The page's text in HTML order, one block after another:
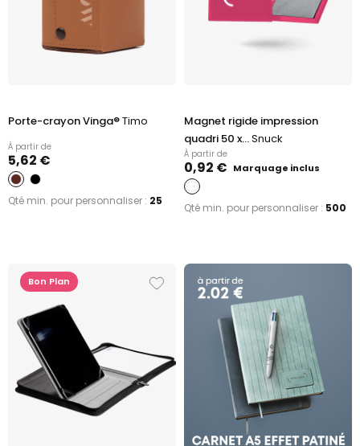
Porte-crayon Vinga®Timo
À partir de
5,62 €
Qté min. pour personnaliser : 25
Magnet rigide impression
quadri 50 x...Snuck
À partir de
0,92 € Marquage inclus
Qté min. pour personnaliser : 500
Bon Plan